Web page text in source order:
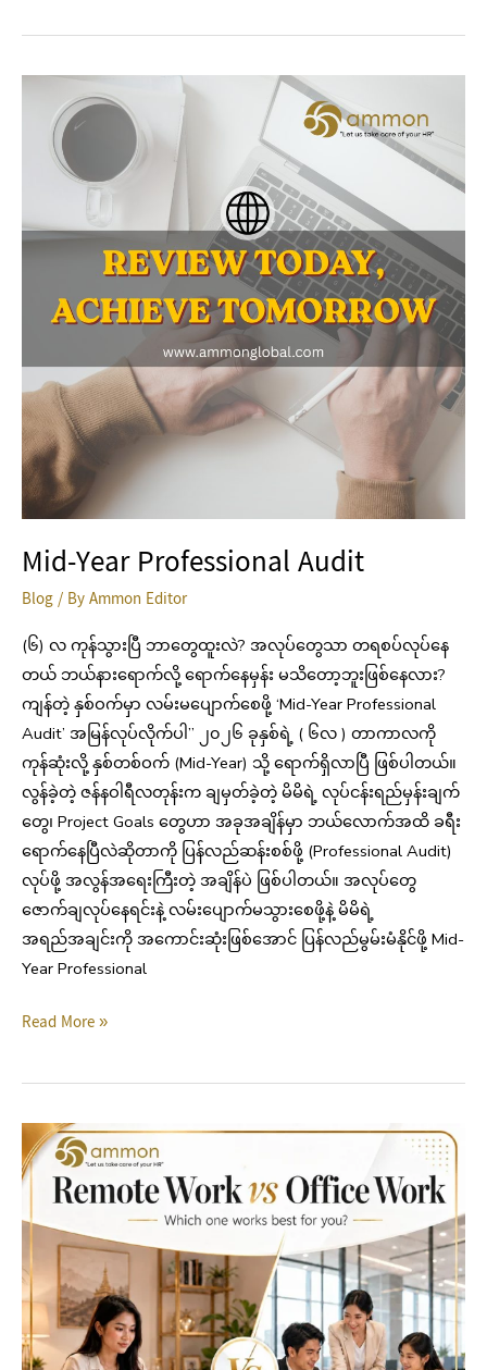
Mid-Year Professional Audit
Blog/ ByAmmon Editor
(၆) လ ကုန်သွားပြီ ဘာတွေထူးလဲ? အလုပ်တွေသာ တရစပ်လုပ်နေ
တယ် ဘယ်နားရောက်လို့ ရောက်နေမှန်း မသိတော့ဘူးဖြစ်နေလား?
ကျန်တဲ့ နှစ်ဝက်မှာ လမ်းမပျောက်စေဖို့ ‘Mid-Year Professional
Audit’ အမြန်လုပ်လိုက်ပါ” ၂၀၂၆ ခုနှစ်ရဲ့ ( ၆လ ) တာကာလကို
ကုန်ဆုံးလို့ နှစ်တစ်ဝက် (Mid-Year) သို့ ရောက်ရှိလာပြီ ဖြစ်ပါတယ်။
လွန်ခဲ့တဲ့ ဇန်နဝါရီလတုန်းက ချမှတ်ခဲ့တဲ့ မိမိရဲ့ လုပ်ငန်းရည်မှန်းချက်
တွေ၊ Project Goals တွေဟာ အခုအချိန်မှာ ဘယ်လောက်အထိ ခရီး
ရောက်နေပြီလဲဆိုတာကို ပြန်လည်ဆန်းစစ်ဖို့ (Professional Audit)
လုပ်ဖို့ အလွန်အရေးကြီးတဲ့ အချိန်ပဲ ဖြစ်ပါတယ်။ အလုပ်တွေ
ဇောက်ချလုပ်နေရင်းနဲ့ လမ်းပျောက်မသွားစေဖို့နဲ့ မိမိရဲ့
အရည်အချင်းကို အကောင်းဆုံးဖြစ်အောင် ပြန်လည်မွမ်းမံနိုင်ဖို့ Mid-
Year Professional
Professional
Read More »
Remote
Work
Office
Work